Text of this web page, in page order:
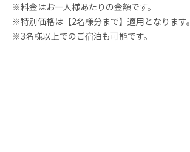
※料金はお一人様あたりの金額です。
※特別価格は【2名様分まで】適用となります。
※3名様以上でのご宿泊も可能です。